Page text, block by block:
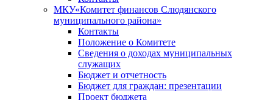
МКУ«Комитет финансов Слюдянского
муниципального района»
Контакты
Положение о Комитете
Сведения о доходах муниципальных
служащих
Бюджет и отчетность
Бюджет для граждан: презентации
Проект бюджета